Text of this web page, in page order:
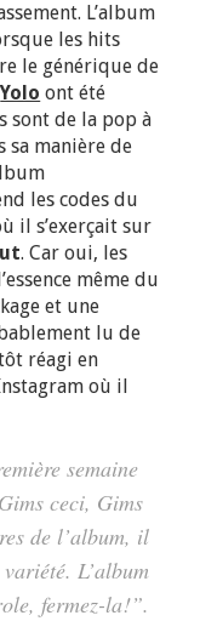
L’album
les hits
le générique de
Yolo ont été
sont de la pop à
sa manière de
les codes du
il s’exerçait sur
. Car oui, les
même du
et une
lu de
réagi en
où il
semaine
ceci, Gims
de l’album, il
L’album
fermez-la !”.